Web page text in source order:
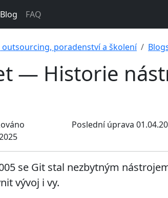
Blog FAQ
outsourcing, poradenství a školení
— Historie
Poslední úprava
se Git stal nezbytným
vývoj i vy.